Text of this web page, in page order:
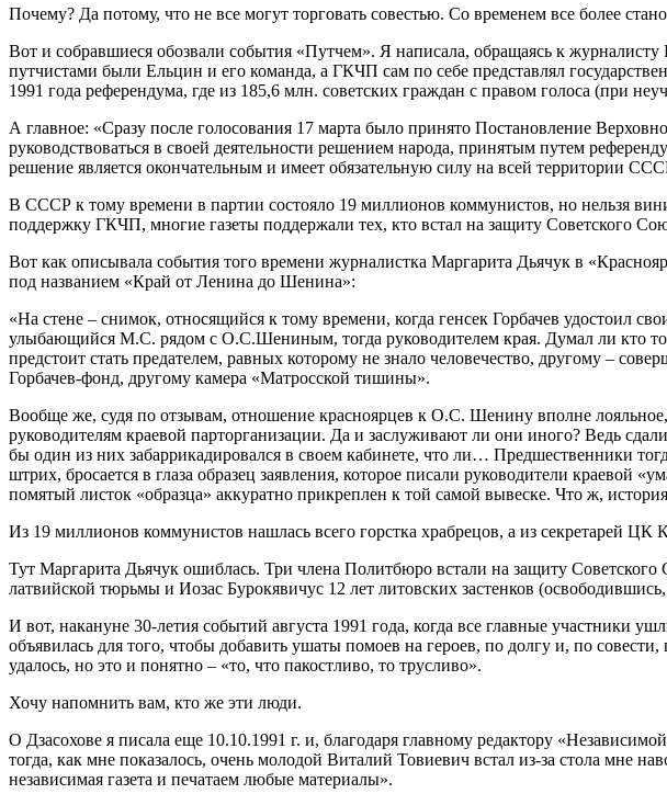
Почему? Да потому, что не все могут торговать совестью. Со временем все более
Вот и собравшиеся обозвали события «Путчем». Я написала, обращаясь к
путчистами были Ельцин и его команда, а ГКЧП сам по себе представлял
1991 года референдума, где из 185,6 млн. советских граждан с правом голоса (при
А главное: «Сразу после голосования 17 марта было принято Постановление
руководствоваться в своей деятельности решением народа, принятым путем
решение является окончательным и имеет обязательную силу на всей территории
В СССР к тому времени в партии состояло 19 миллионов коммунистов, но нельзя
поддержку ГКЧП, многие газеты поддержали тех, кто встал на защиту Советского
Вот как описывала события того времени журналистка Маргарита Дьячук в
под названием «Край от Ленина до Шенина»:
«На стене – снимок, относящийся к тому времени, когда генсек Горбачев удостоил
улыбающийся М.С. рядом с О.С.Шениным, тогда руководителем края. Думал ли кто
предстоит стать предателем, равных которому не знало человечество, другому –
Горбачев-фонд, другому камера «Матросской тишины».
Вообще же, судя по отзывам, отношение красноярцев к О.С. Шенину вполне
руководителям краевой парторганизации. Да и заслуживают ли они иного? Ведь
бы один из них забаррикадировался в своем кабинете, что ли… Предшественники
штрих, бросается в глаза образец заявления, которое писали руководители краевой
помятый листок «образца» аккуратно прикреплен к той самой вывеске. Что ж,
Из 19 миллионов коммунистов нашлась всего горстка храбрецов, а из секретарей
Тут Маргарита Дьячук ошиблась. Три члена Политбюро встали на защиту
латвийской тюрьмы и Иозас Бурокявичус 12 лет литовских застенков
И вот, накануне 30-летия событий августа 1991 года, когда все главные участники
объявилась для того, чтобы добавить ушаты помоев на героев, по долгу и, по
удалось, но это и понятно – «то, что пакостливо, то трусливо».
Хочу напомнить вам, кто же эти люди.
О Дзасохове я писала еще 10.10.1991 г. и, благодаря главному редактору
тогда, как мне показалось, очень молодой Виталий Товиевич встал из-за стола мне
независимая газета и печатаем любые материалы».